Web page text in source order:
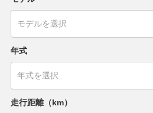
年式
走行距離（km）